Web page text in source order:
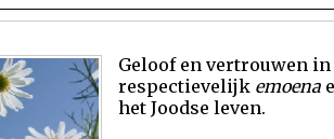
Geloof en vertrouwen
respectievelijk emoena
het Joodse leven.